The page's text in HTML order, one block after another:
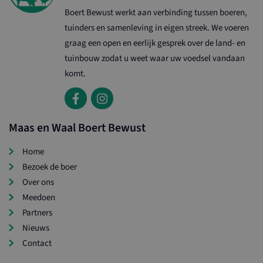
Boert Bewust werkt aan verbinding tussen boeren,
tuinders en samenleving in eigen streek. We voeren
graag een open en eerlijk gesprek over de land- en
tuinbouw zodat u weet waar uw voedsel vandaan
komt.
Maas en Waal Boert Bewust
Home
Bezoek de boer
Over ons
Meedoen
Partners
Nieuws
Contact
CookieScriptConsent